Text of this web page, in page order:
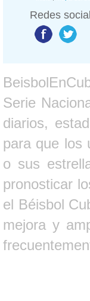
Redes
Serie
diarios,
para que los
o sus
pronosticar
el Béisbol
mejora y